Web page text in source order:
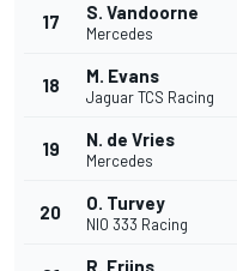
17 S. Vandoorne
Mercedes
18 M. Evans
Jaguar TCS Racing
19 N. de Vries
Mercedes
20 O. Turvey
NIO 333 Racing
R. Frijns